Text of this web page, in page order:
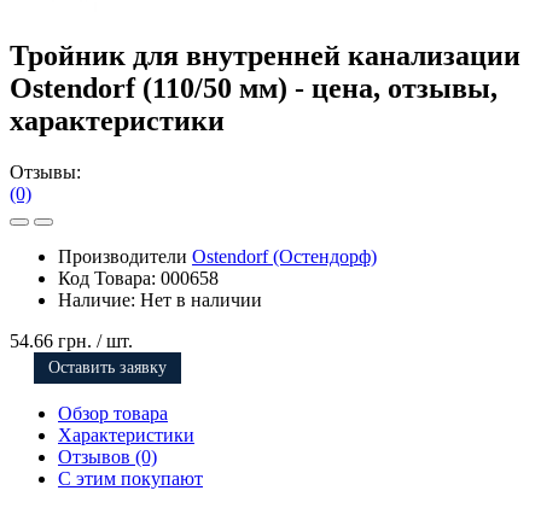
Тройник для внутренней канализации
Ostendorf (110/50 мм) - цена, отзывы,
характеристики
Отзывы:
(0)
Производители Ostendorf (Остендорф)
Код Товара: 000658
Наличие: Нет в наличии
54.66 грн. / шт.
Оставить заявку
Обзор товара
Характеристики
Отзывов (0)
С этим покупают